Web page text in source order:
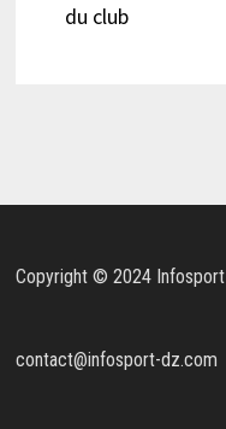
du club
Copyright © 2024 Infosport
contact@infosport-dz.com